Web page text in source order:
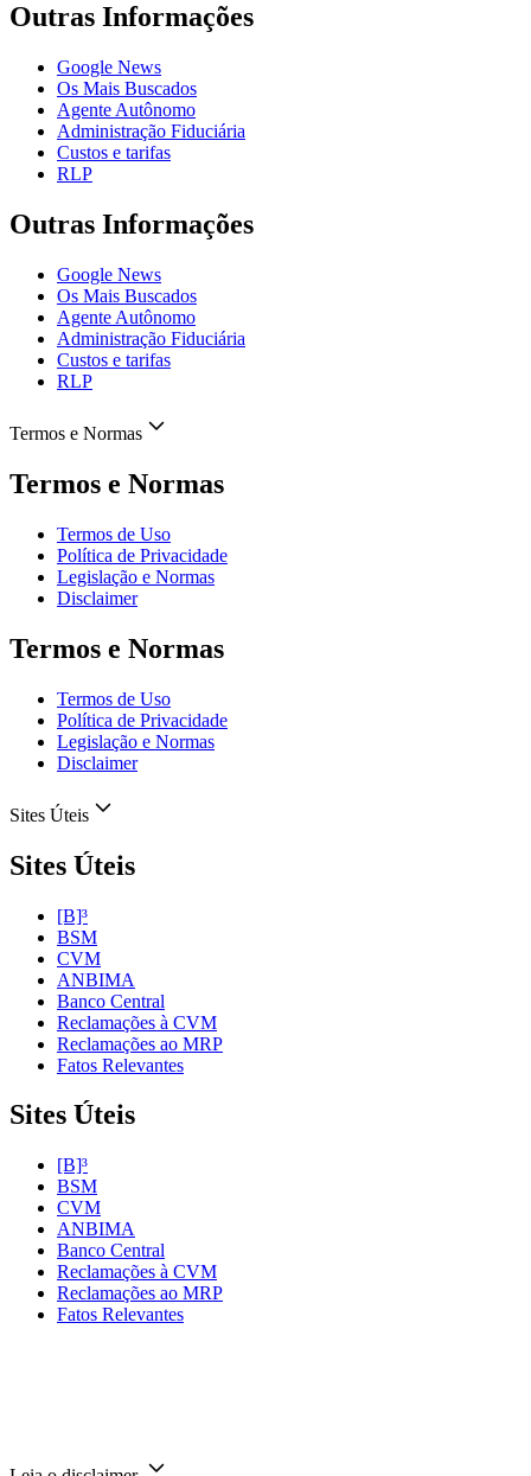
Outras Informações
Google News
Os Mais Buscados
Agente Autônomo
Administração Fiduciária
Custos e tarifas
RLP
Outras Informações
Google News
Os Mais Buscados
Agente Autônomo
Administração Fiduciária
Custos e tarifas
RLP
Termos e Normas
Termos e Normas
Termos de Uso
Política de Privacidade
Legislação e Normas
Disclaimer
Termos e Normas
Termos de Uso
Política de Privacidade
Legislação e Normas
Disclaimer
Sites Úteis
Sites Úteis
[B]³
BSM
CVM
ANBIMA
Banco Central
Reclamações à CVM
Reclamações ao MRP
Fatos Relevantes
Sites Úteis
[B]³
BSM
CVM
ANBIMA
Banco Central
Reclamações à CVM
Reclamações ao MRP
Fatos Relevantes